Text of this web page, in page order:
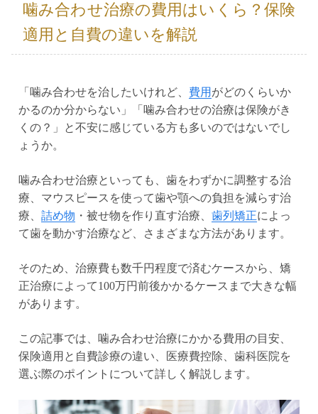
噛み合わせ治療の費用はいくら？保険
適用と自費の違いを解説
「噛み合わせを治したいけれど、 費用 がどのくらいか
かるのか分からない」「噛み合わせの治療は保険がき
くの？」と不安に感じている方も多いのではないでし
ょうか。
噛み合わせ治療といっても、歯をわずかに調整する治
療、マウスピースを使って歯や顎への負担を減らす治
療、 詰め物 ・被せ物を作り直す治療、 歯列矯正によっ
て歯を動かす治療など、さまざまな方法があります。
そのため、治療費も数千円程度で済むケースから、矯
正治療によって100万円前後かかるケースまで大きな幅
があります。
この記事では、噛み合わせ治療にかかる費用の目安、
保険適用と自費診療の違い、医療費控除、歯科医院を
選ぶ際のポイントについて詳しく解説します。